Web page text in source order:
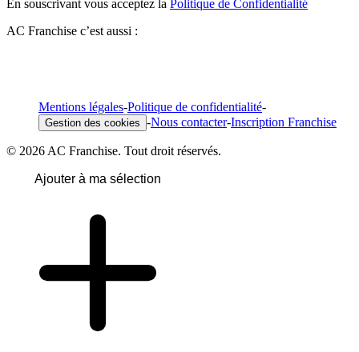
En souscrivant vous acceptez la Politique de Confidentialité
AC Franchise c’est aussi :
Mentions légales-Politique de confidentialité-
Gestion des cookies -Nous contacter-Inscription Franchise
© 2026 AC Franchise. Tout droit réservés.
Ajouter à ma sélection